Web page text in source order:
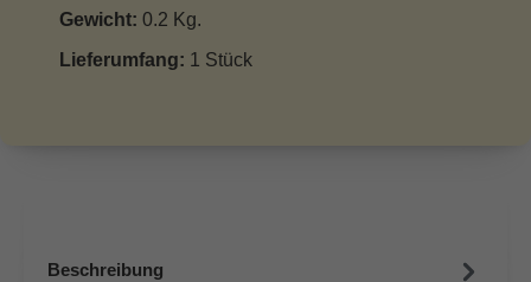
Gewicht: 0.2 Kg.
Lieferumfang: 1 Stück
Beschreibung